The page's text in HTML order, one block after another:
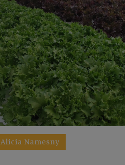
Alicia Namesny